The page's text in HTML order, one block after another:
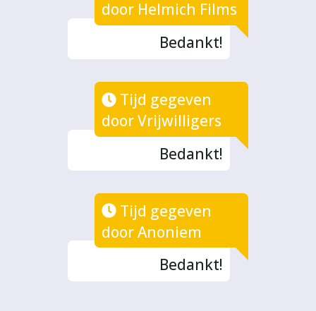
door Helmich Films
Bedankt!
Tijd gegeven
door Vrijwilligers
Bedankt!
Tijd gegeven
door Anoniem
Bedankt!